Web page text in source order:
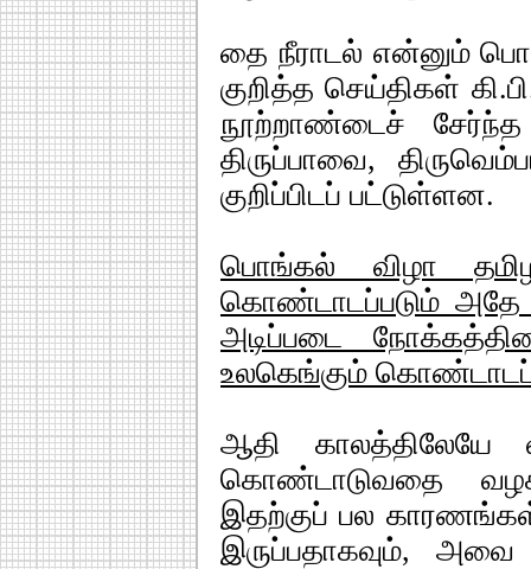
தை நீராடல் என்னும்
குறித்த செய்திகள்
நூற்றாண்டைச்
திருப்பாவை,
குறிப்பிடப் பட்டுள்ளன.
பொங்கல் விழா
கொண்டாடப்படும்
அடிப்படை
உலகெங்கும்
ஆதி காலத்திலேயே
கொண்டாடுவதை
இதற்குப் பல
இருப்பதாகவும்,